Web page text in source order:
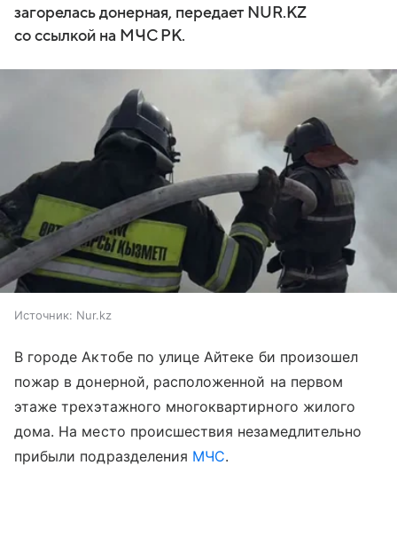
загорелась донерная, передает NUR.KZ
со ссылкой на МЧС РК.
Источник: Nur.kz
В городе Актобе по улице Айтеке би произошел
пожар в донерной, расположенной на первом
этаже трехэтажного многоквартирного жилого
дома. На место происшествия незамедлительно
прибыли подразделения МЧС.